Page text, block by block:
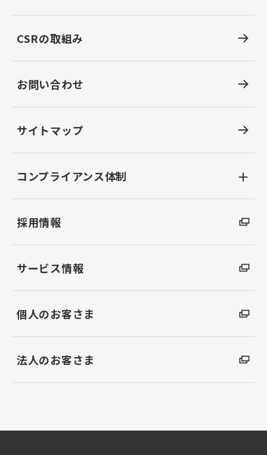
CSRの取組み
お問い合わせ
サイトマップ
コンプライアンス体制
採用情報
サービス情報
個人のお客さま
法人のお客さま